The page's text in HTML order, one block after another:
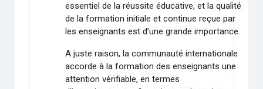
essentiel de la réussite éducative, et la qualité
de la formation initiale et continue reçue par
les enseignants est d’une grande importance.
A juste raison, la communauté internationale
accorde à la formation des enseignants une
attention vérifiable, en termes